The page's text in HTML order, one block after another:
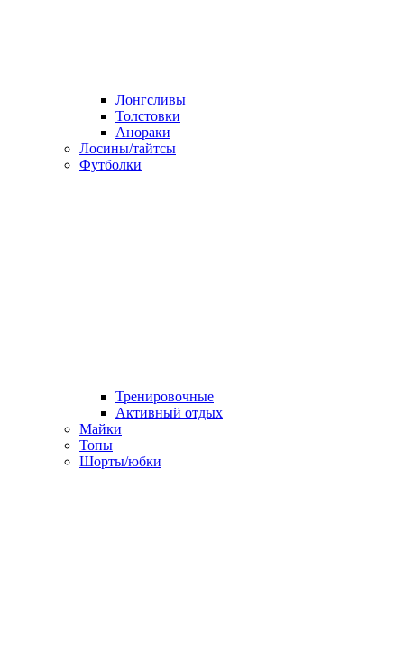
Лонгсливы
Толстовки
Анораки
Лосины/тайтсы
Футболки
Тренировочные
Активный отдых
Майки
Топы
Шорты/юбки